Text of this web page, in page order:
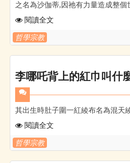
之名為沙伽蒂,因祂有力量造成整個
閱讀全文
哲學宗教
李哪吒背上的紅巾叫什
其出生時肚子圍一紅綾布名為混天
閱讀全文
哲學宗教